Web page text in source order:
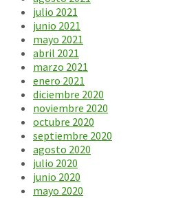
julio 2021
junio 2021
mayo 2021
abril 2021
marzo 2021
enero 2021
diciembre 2020
noviembre 2020
octubre 2020
septiembre 2020
agosto 2020
julio 2020
junio 2020
mayo 2020